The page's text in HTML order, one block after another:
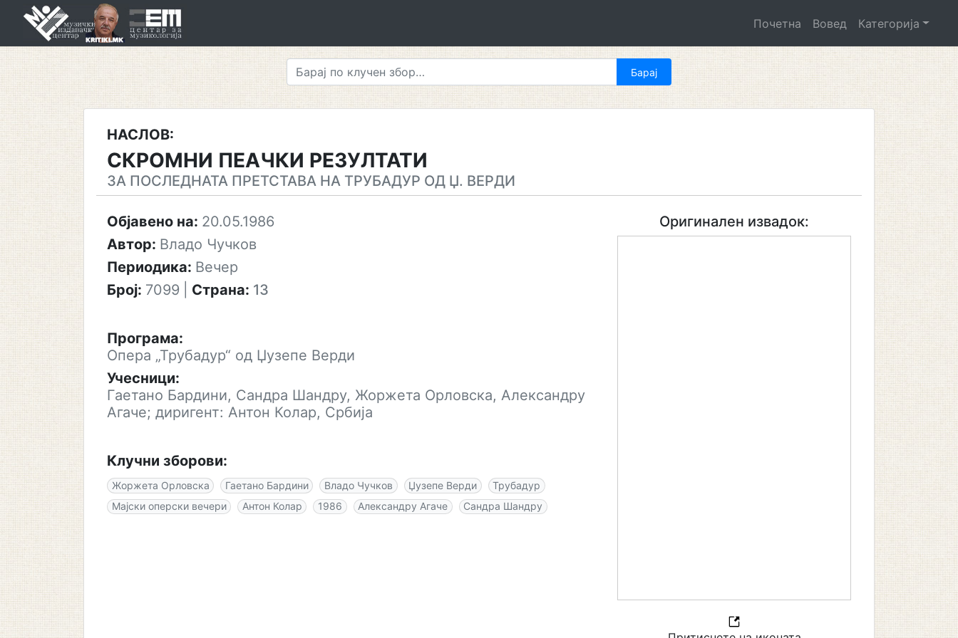
Почетна Вовед Категорија
НАСЛОВ:
СКРОМНИ ПЕАЧКИ РЕЗУЛТАТИ
ЗА ПОСЛЕДНАТА ПРЕТСТАВА НА ТРУБАДУР ОД Џ. ВЕРДИ
Објавено на: 20.05.1986
Автор: Владо Чучков
Периодика: Вечер
Број: 7099 Страна: 13
Програма:
Опера „Трубадур“ од Џузепе Верди
Учесници:
Гаетано Бардини, Сандра Шандру, Жоржета Орловска, Александру
Агаче; диригент: Антон Колар, Србија
Клучни зборови:
Жоржета Орловска Гаетано Бардини Владо Чучков Џузепе Верди
Трубадур
Мајски оперски вечери
Антон Колар 1986 Александру Агаче Сандра Шандру
Оригинален извадок: